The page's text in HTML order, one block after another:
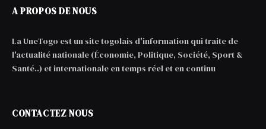
A PROPOS DE NOUS
La UneTogo est un site togolais d'information qui traite de
l'actualité nationale (Économie, Politique, Société, Sport &
Santé..) et internationale en temps réel et en continu
CONTACTEZ NOUS